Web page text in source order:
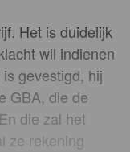
Het is duidelijk
wil indienen
gevestigd, hij
GBA, die de
die zal het
ze rekening